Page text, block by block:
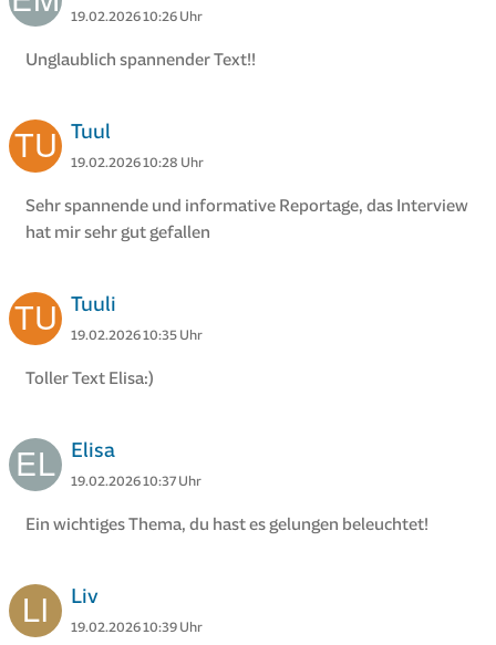
19.02.2026 10:26 Uhr
Unglaublich spannender Text!!
Tuul
19.02.2026 10:28 Uhr
Sehr spannende und informative Reportage, das Interview
hat mir sehr gut gefallen
Tuuli
19.02.2026 10:35 Uhr
Toller Text Elisa:)
Elisa
19.02.2026 10:37 Uhr
Ein wichtiges Thema, du hast es gelungen beleuchtet!
Liv
19.02.2026 10:39 Uhr